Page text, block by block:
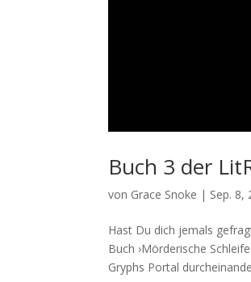
Buch 3 der
von Grace Snoke | Sep. 8,
Hast Du dich jemals
Buch ›Mörderische
Gryphs Portal